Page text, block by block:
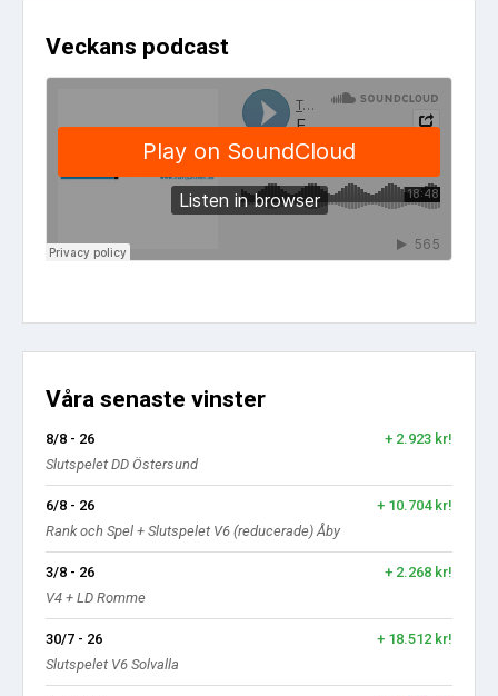
Veckans podcast
Våra senaste vinster
8/8 - 26
+ 2.923 kr!
Slutspelet DD Östersund
6/8 - 26
+ 10.704 kr!
Rank och Spel + Slutspelet V6 (reducerade) Åby
3/8 - 26
+ 2.268 kr!
V4 + LD Romme
30/7 - 26
+ 18.512 kr!
Slutspelet V6 Solvalla